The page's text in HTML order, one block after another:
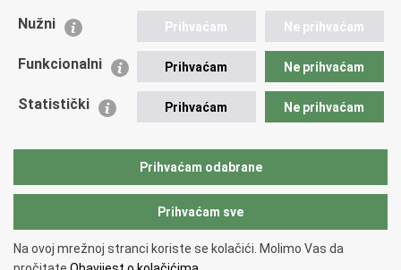
Udruge
Policijska akademija
Zaklada policijske solidarnosti
Vučetić"
Copyright © 2026 Policijska uprava istarska.
Nužni Prihvaćam Ne prihvaćam
Funkcionalni Prihvaćam Ne prihvaćam
Statistički Prihvaćam Ne prihvaćam
Prihvaćam odabrane
Prihvaćam sve
Na ovoj mrežnoj stranci koriste se kolačići. Molimo Vas da